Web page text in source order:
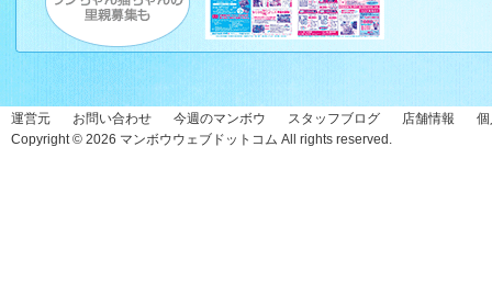
運営元 お問い合わせ 今週のマンボウ スタッフブログ 店舗情報
Copyright © 2026 マンボウウェブドットコム All rights reserved.